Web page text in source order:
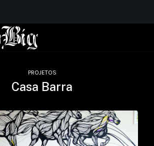
PROJETOS
Casa Barra